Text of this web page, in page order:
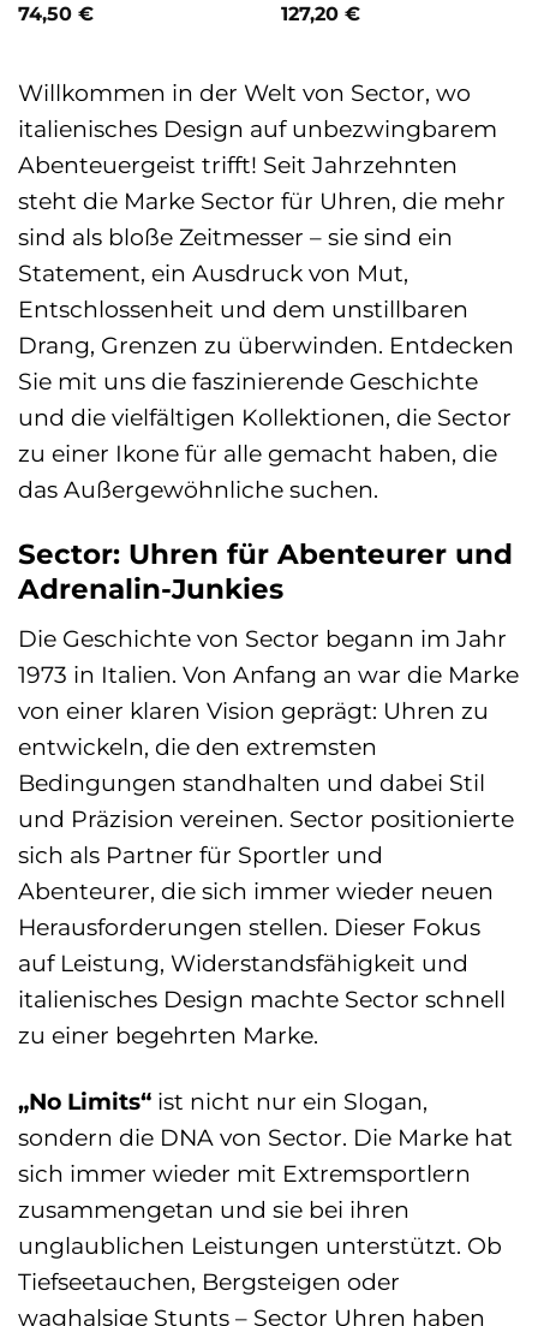
74,50 €
127,20 €
Willkommen in der Welt von Sector, wo
italienisches Design auf unbezwingbarem
Abenteuergeist trifft! Seit Jahrzehnten
steht die Marke Sector für Uhren, die mehr
sind als bloße Zeitmesser – sie sind ein
Statement, ein Ausdruck von Mut,
Entschlossenheit und dem unstillbaren
Drang, Grenzen zu überwinden. Entdecken
Sie mit uns die faszinierende Geschichte
und die vielfältigen Kollektionen, die Sector
zu einer Ikone für alle gemacht haben, die
das Außergewöhnliche suchen.
Sector: Uhren für Abenteurer und
Adrenalin-Junkies
Die Geschichte von Sector begann im Jahr
1973 in Italien. Von Anfang an war die Marke
von einer klaren Vision geprägt: Uhren zu
entwickeln, die den extremsten
Bedingungen standhalten und dabei Stil
und Präzision vereinen. Sector positionierte
sich als Partner für Sportler und
Abenteurer, die sich immer wieder neuen
Herausforderungen stellen. Dieser Fokus
auf Leistung, Widerstandsfähigkeit und
italienisches Design machte Sector schnell
zu einer begehrten Marke.
„No Limits“ ist nicht nur ein Slogan,
sondern die DNA von Sector. Die Marke hat
sich immer wieder mit Extremsportlern
zusammengetan und sie bei ihren
unglaublichen Leistungen unterstützt. Ob
Tiefseetauchen, Bergsteigen oder
waghalsige Stunts – Sector Uhren haben